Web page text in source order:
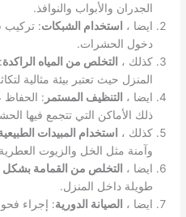
الجدران والأبواب والنوافذ.
ايضا ،
استخدام الشبكات: تركيب
دخول الحشرات.
كذلك ، التخلص من المياه الراكدة
المنزل حيث تعتبر بيئة مثالية
ايضا ، التنظيف المستمر : الحفاظ
ذلك الأماكن التي تتجمع فيها
كذلك ،
استخدام المبيدات
وآمنة مثل الخل والزيوت
ايضا ، التخلص من القمامة بشكل
طويلة داخل المنزل.
ايضا ، الصيانة الدورية: إجراء